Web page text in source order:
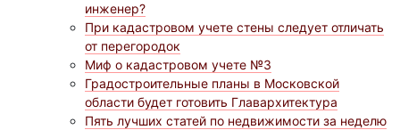
инженер?
При кадастровом учете стены следует отличать
от перегородок
Миф о кадастровом учете №3
Градостроительные планы в Московской
области будет готовить Главархитектура
Пять лучших статей по недвижимости за неделю